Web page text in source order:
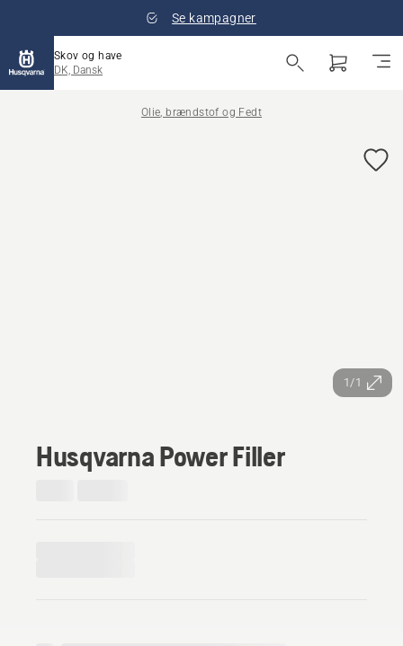
Se kampagner
Skov og have
DK, Dansk
Olie, brændstof og Fedt
1/1
Husqvarna Power Filler